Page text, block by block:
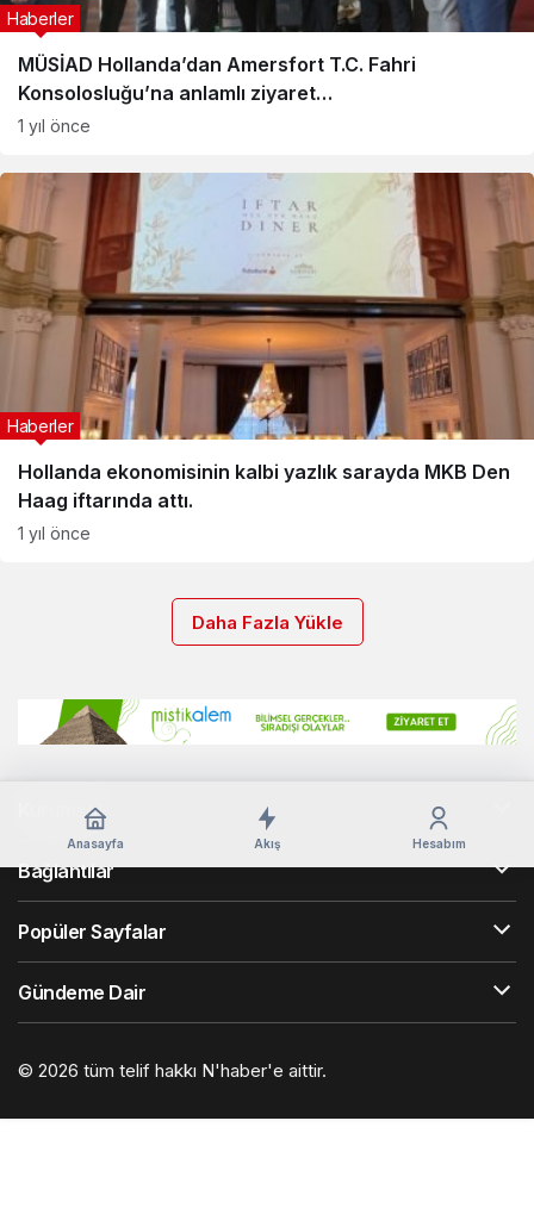
MÜSİAD Hollanda’dan Amersfort T.C. Fahri
Konsolosluğu’na anlamlı ziyaret…
Haberler
1 yıl önce
Hollanda ekonomisinin kalbi yazlık sarayda MKB Den
Haag iftarında attı.
Haberler
1 yıl önce
Daha Fazla Yükle
Anasayfa Akış Hesabım
Kurumsal
Bağlantılar
Popüler Sayfalar
Gündeme Dair
© 2026 tüm telif hakkı N'haber'e aittir.